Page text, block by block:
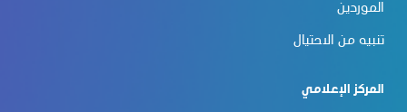
الموردين
تنبيه من الاحتيال
المركز الإعلامي